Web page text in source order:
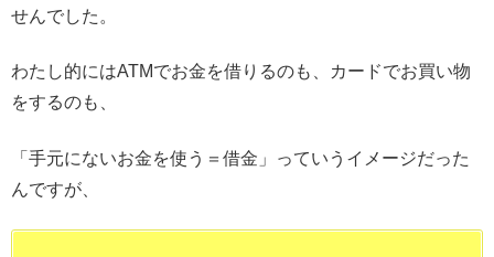
せんでした。
わたし的にはATMでお金を借りるのも、カードでお買い物
をするのも、
「手元にないお金を使う＝借金」っていうイメージだった
んですが、